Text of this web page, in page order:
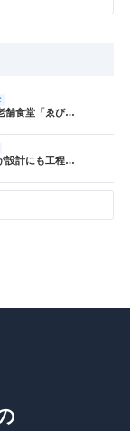
舗食堂「ゑび…
設計にも工程…